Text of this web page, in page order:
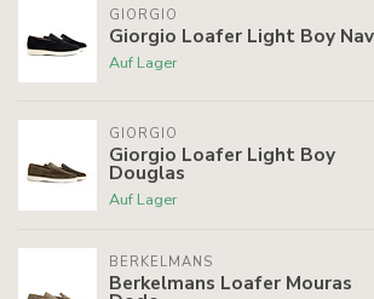
GIORGIO
Giorgio Loafer Light Boy
Auf Lager
GIORGIO
Giorgio Loafer Light Boy
Douglas
Auf Lager
BERKELMANS
Berkelmans Loafer Mouras